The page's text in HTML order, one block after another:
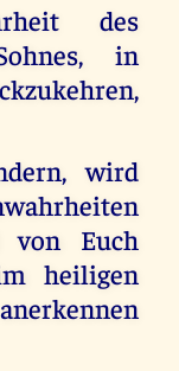
des
in
wird
von Euch
heiligen